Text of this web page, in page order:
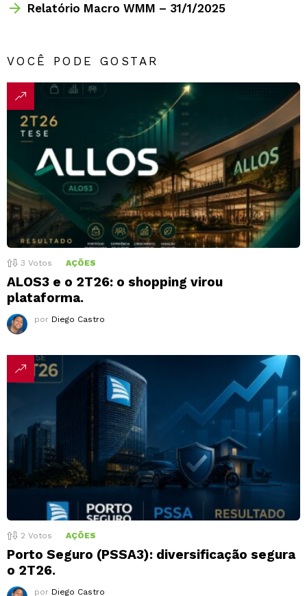
Relatório Macro WMM – 31/1/2025
VOCÊ PODE GOSTAR
3 Votos AÇÕES
ALOS3 e o 2T26: o shopping virou
plataforma.
por Diego Castro
2 Votos AÇÕES
Porto Seguro (PSSA3): diversificação segura
o 2T26.
por Diego Castro